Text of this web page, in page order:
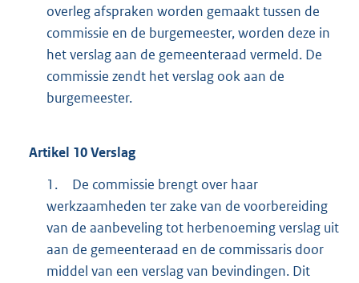
overleg afspraken worden gemaakt tussen de
commissie en de burgemeester, worden deze in
het verslag aan de gemeenteraad vermeld. De
commissie zendt het verslag ook aan de
burgemeester.
Artikel 10Verslag
1.
De commissie brengt over haar
werkzaamheden ter zake van de voorbereiding
van de aanbeveling tot herbenoeming verslag uit
aan de gemeenteraad en de commissaris door
middel van een verslag van bevindingen. Dit